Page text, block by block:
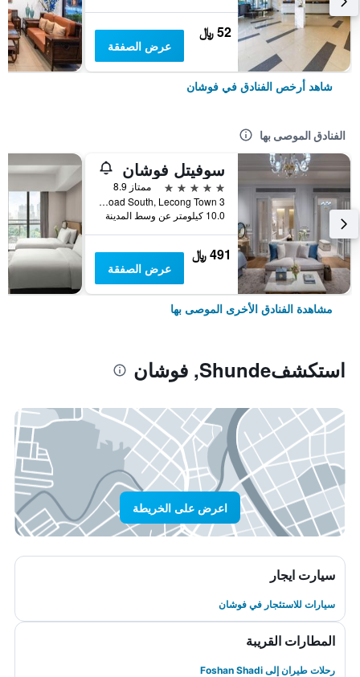
52 ﷼
عرض الصفقة
شاهد أرخص الفنادق في فوشان
الفنادق الموصى بها
سوفيتل فوشان
5 نجوم
ممتاز 8.9
3 Hebin Road South, Lecong Town, فوشان, الصين
10.0 كيلومتر عن وسط المدينة
491 ﷼
عرض الصفقة
مشاهدة الفنادق الأخرى الموصى بها
استكشفShunde, فوشان
اعرض على الخريطة
سيارت ايجار
سيارات للاستئجار في فوشان
المطارات القريبة
رحلات طيران إلى Foshan Shadi